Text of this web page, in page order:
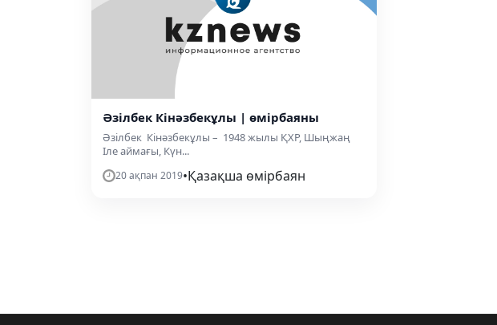
Әзілбек Кінәзбекұлы | өмірбаяны
Әзілбек Кінәзбекұлы – 1948 жылы ҚХР, Шыңжаң
Іле аймағы, Күн...
20 ақпан 2019•Қазақша өмірбаян